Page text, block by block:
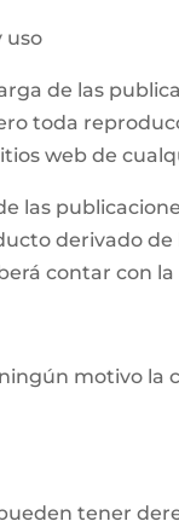
uso
de las
toda
web de
las
derivado de
contar con
motivo la
tener